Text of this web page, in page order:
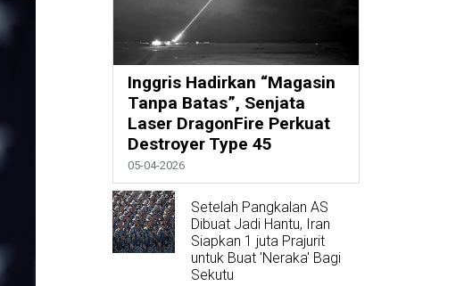
Inggris Hadirkan “Magasin
Tanpa Batas”, Senjata
Laser DragonFire Perkuat
Destroyer Type 45
05-04-2026
Setelah Pangkalan AS
Dibuat Jadi Hantu, Iran
Siapkan 1 juta Prajurit
untuk Buat 'Neraka' Bagi
Sekutu